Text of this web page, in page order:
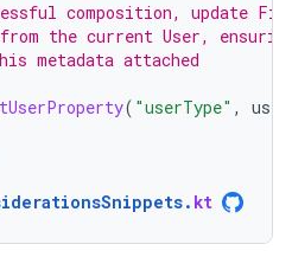
composition, update
the current User,
metadata attached
( "userType" , user
. kt